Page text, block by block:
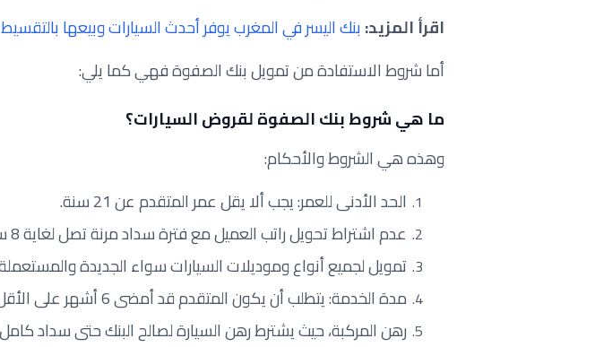
اقرأ المزيد:بنك اليسر في المغرب يوفر أحدث السيارات وبيعها
أما شروط الاستفادة من تمويل بنك الصفوة فهي كما يلي:
ما هي شروط بنك الصفوة لقروض السيارات؟
وهذه هي الشروط والأحكام:
الحد الأدنى للعمر: يجب ألا يقل عمر المتقدم عن 21 سنة.
عدم اشتراط تحويل راتب العميل مع فترة سداد مرنة تصل لغاية 8 سنوات.
تمويل لجميع أنواع وموديلات السيارات سواء الجديدة
مدة الخدمة: يتطلب أن يكون المتقدم قد أمضى 6 أشهر على الأقل في وظيفته الحالية.
رهن المركبة، حيث يشترط رهن السيارة لصالح البنك حتى سداد كامل